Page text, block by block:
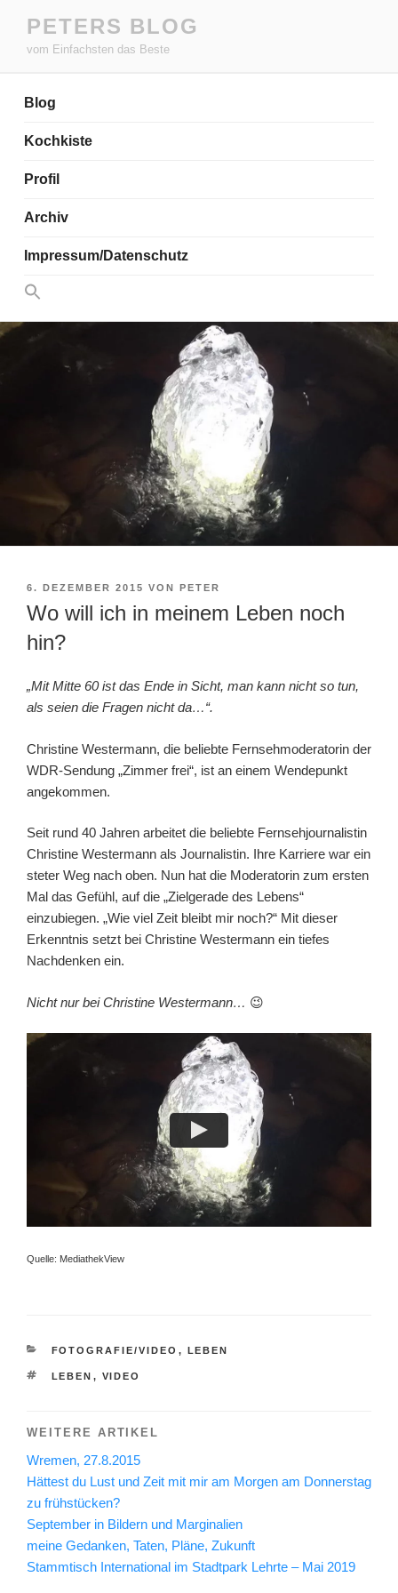
Inhalt
springen
PETERS BLOG
vom Einfachsten das Beste
Blog
Kochkiste
Profil
Archiv
Impressum/Datenschutz
Search
for:
VERÖFFENTLICHT
AM
6. DEZEMBER 2015 VON PETER
Wo will ich in meinem Leben noch
hin?
„Mit Mitte 60 ist das Ende in Sicht, man kann nicht so tun,
als seien die Fragen nicht da…“.
Christine Westermann, die beliebte Fernsehmoderatorin der
WDR-Sendung „Zimmer frei“, ist an einem Wendepunkt
angekommen.
Seit rund 40 Jahren arbeitet die beliebte Fernsehjournalistin
Christine Westermann als Journalistin. Ihre Karriere war ein
steter Weg nach oben. Nun hat die Moderatorin zum ersten
Mal das Gefühl, auf die „Zielgerade des Lebens“
einzubiegen. „Wie viel Zeit bleibt mir noch?“ Mit dieser
Erkenntnis setzt bei Christine Westermann ein tiefes
Nachdenken ein.
Nicht nur bei Christine Westermann… 😉
Quelle: MediathekView
KATEGORIEN
FOTOGRAFIE/VIDEO , LEBEN
SCHLAGWÖRTER
LEBEN , VIDEO
WEITERE ARTIKEL
Wremen, 27.8.2015
Hättest du Lust und Zeit mit mir am Morgen am Donnerstag
zu frühstücken?
September in Bildern und Marginalien
meine Gedanken, Taten, Pläne, Zukunft
Stammtisch International im Stadtpark Lehrte – Mai 2019